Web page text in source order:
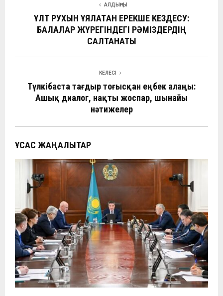
b
o
k
s
A
p
gr
a
m
h
at
dI
n
р
а
и
АЛДЫҢҒЫ
ҰЛТ РУХЫН ҰЯЛАТҚАН ЕРЕКШЕ КЕЗДЕСУ:
БАЛАЛАР ЖҮРЕГІНДЕГІ РӘМІЗДЕРДІҢ
САЛТАНАТЫ
КЕЛЕСІ
Түлкібаста тағдыр тоғысқан еңбек алаңы:
Ашық диалог, нақты жоспар, шынайы
нәтижелер
ҰҚСАС ЖАҢАЛЫҚТАР